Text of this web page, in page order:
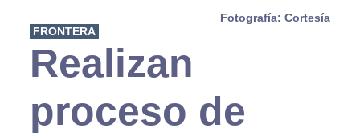
Fotografía: Cortesía
FRONTERA
Realizan
proceso de